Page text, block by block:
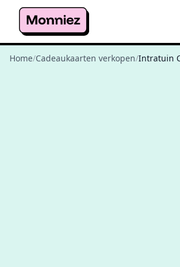
Home/Cadeaukaarten verkopen/Intratuin